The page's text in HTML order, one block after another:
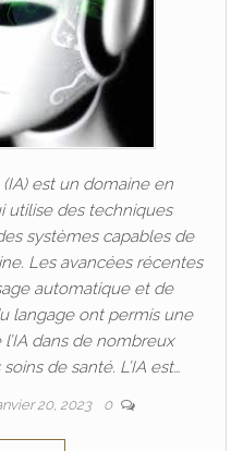
est un domaine en
utilise des techniques
systèmes capables de
Les avancées récentes
automatique et de
langage ont permis une
dans de nombreux
de santé. L’IA est…
20, 2023 0